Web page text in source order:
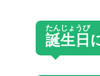
誕生日
たんじょうび